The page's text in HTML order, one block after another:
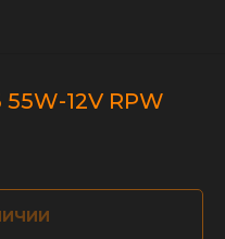
12V RPW